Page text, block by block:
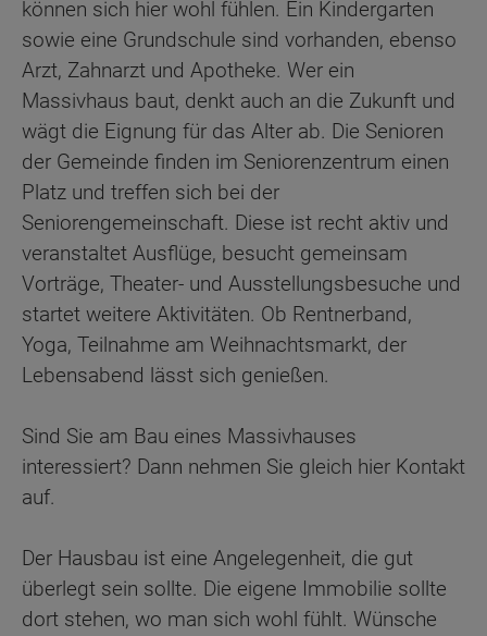
können sich hier wohl fühlen. Ein Kindergarten
sowie eine Grundschule sind vorhanden, ebenso
Arzt, Zahnarzt und Apotheke. Wer ein
Massivhaus baut, denkt auch an die Zukunft und
wägt die Eignung für das Alter ab. Die Senioren
der Gemeinde finden im Seniorenzentrum einen
Platz und treffen sich bei der
Seniorengemeinschaft. Diese ist recht aktiv und
veranstaltet Ausflüge, besucht gemeinsam
Vorträge, Theater- und Ausstellungsbesuche und
startet weitere Aktivitäten. Ob Rentnerband,
Yoga, Teilnahme am Weihnachtsmarkt, der
Lebensabend lässt sich genießen.
Sind Sie am Bau eines Massivhauses
interessiert? Dann nehmen Sie gleich hier Kontakt
auf.
Der Hausbau ist eine Angelegenheit, die gut
überlegt sein sollte. Die eigene Immobilie sollte
dort stehen, wo man sich wohl fühlt. Wünsche